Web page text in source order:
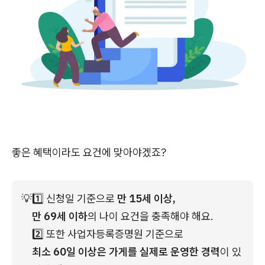
좋은 혜택이라도 요건에 맞아야겠죠?
💡1️⃣ 신청일 기준으로 만 15세 이상,
만 69세 이하의 나이 요건을 충족해야 해요.
2️⃣ 또한 사업자등록증명원 기준으로
최소 60일 이상은 가게를 실제로 운영한 경력이 있